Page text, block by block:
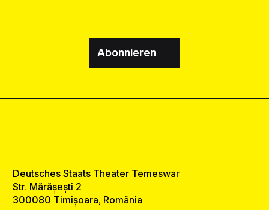
Abonnieren
Deutsches Staats Theater Temeswar
Str. Mărășești 2
300080 Timișoara, România